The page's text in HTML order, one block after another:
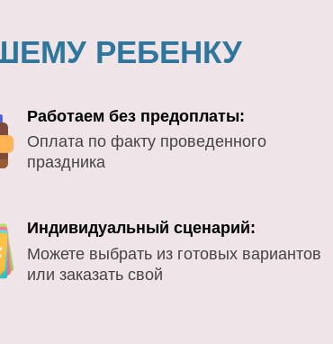
РЕБЕНКУ
Работаем без предоплаты:
Оплата по факту проведенного
праздника
Индивидуальный сценарий:
Можете выбрать из готовых вариантов
или заказать свой